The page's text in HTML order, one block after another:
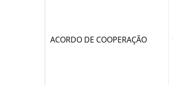
ACORDO DE COOPERAÇÃO